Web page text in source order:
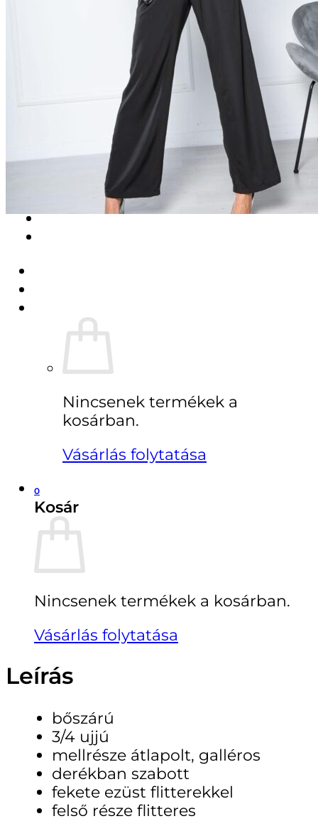
Női kiegészítők
Irattartó
Pénztárcák
Envy ruházat
Body
Felső
Gyermek alkalmi ruhák
Lány ruha
Nincsenek termékek a
kosárban.
Vásárlás folytatása
0
Kosár
Nincsenek termékek a kosárban.
Vásárlás folytatása
Leírás
bőszárú
3/4 ujjú
mellrésze átlapolt, galléros
derékban szabott
fekete ezüst flitterekkel
felső része flitteres